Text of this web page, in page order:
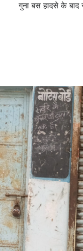
गुना बस हादसे के बाद